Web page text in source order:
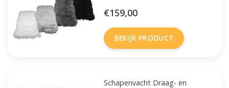
€159,00
BEKIJK PRODUCT
Schapenvacht Draag- en